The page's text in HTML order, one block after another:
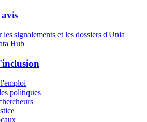
signalements et les dossiers d'Unia
Hub
politiques